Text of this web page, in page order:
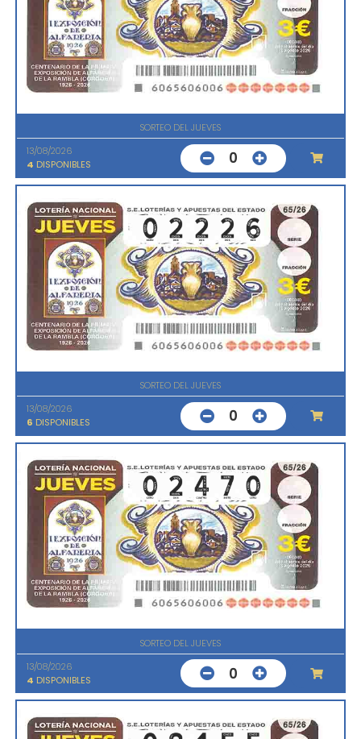
SORTEO DEL JUEVES
13/08/2026
4 DISPONIBLES 0
SORTEO DEL JUEVES
13/08/2026
6 DISPONIBLES 0
SORTEO DEL JUEVES
13/08/2026
4 DISPONIBLES 0